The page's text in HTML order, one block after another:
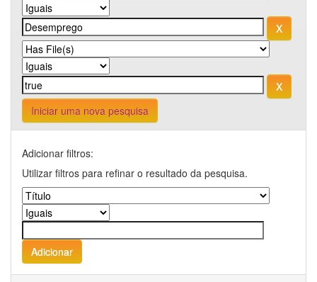
Iniciar uma nova pesquisa
Adicionar filtros:
Utilizar filtros para refinar o resultado da pesquisa.